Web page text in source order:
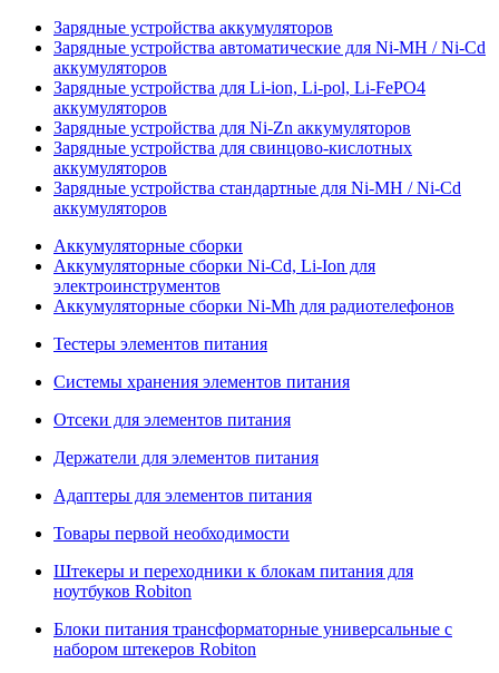
Зарядные устройства аккумуляторов
Зарядные устройства автоматические для Ni-MH / Ni-Cd
аккумуляторов
Зарядные устройства для Li-ion, Li-pol, Li-FePO4
аккумуляторов
Зарядные устройства для Ni-Zn аккумуляторов
Зарядные устройства для свинцово-кислотных
аккумуляторов
Зарядные устройства стандартные для Ni-MH / Ni-Cd
аккумуляторов
Аккумуляторные сборки
Аккумуляторные сборки Ni-Cd, Li-Ion для
электроинструментов
Аккумуляторные сборки Ni-Mh для радиотелефонов
Тестеры элементов питания
Системы хранения элементов питания
Отсеки для элементов питания
Держатели для элементов питания
Адаптеры для элементов питания
Товары первой необходимости
Штекеры и переходники к блокам питания для
ноутбуков Robiton
Блоки питания трансформаторные универсальные с
набором штекеров Robiton